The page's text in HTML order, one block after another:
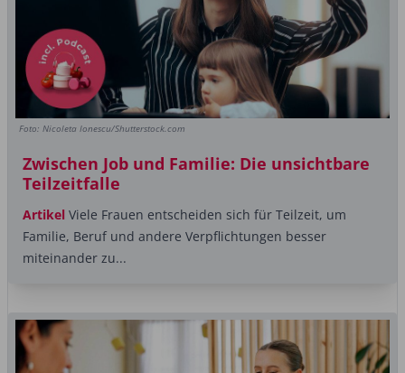
Foto: Nicoleta Ionescu/Shutterstock.com
Zwischen Job und Familie: Die unsichtbare
Teilzeitfalle
Artikel Viele Frauen entscheiden sich für Teilzeit, um
Familie, Beruf und andere Verpflichtungen besser
miteinander zu...